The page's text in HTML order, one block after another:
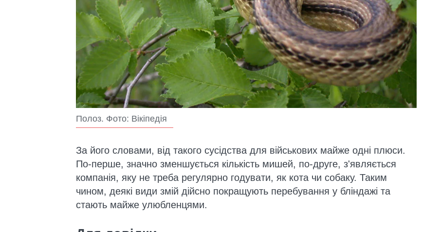
Полоз. Фото: Вікіпедія
За його словами, від такого сусідства для військових майже одні плюси.
По-перше, значно зменшується кількість мишей, по-друге, з'являється
компанія, яку не треба регулярно годувати, як кота чи собаку. Таким
чином, деякі види змій дійсно покращують перебування у бліндажі та
стають майже улюбленцями.